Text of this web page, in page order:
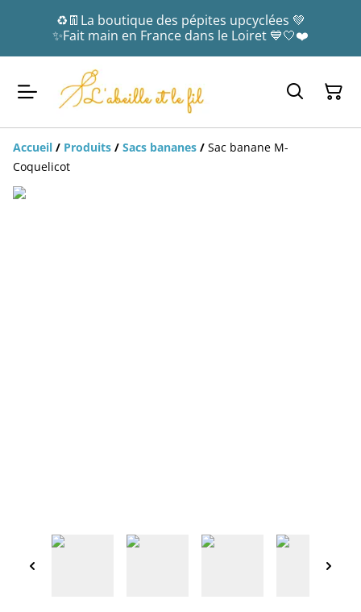
♻️👖La boutique des pépites upcyclées 💚
✨Fait main en France dans le Loiret 💙🤍❤️
Accueil / Produits / Sacs bananes / Sac banane M-
Coquelicot